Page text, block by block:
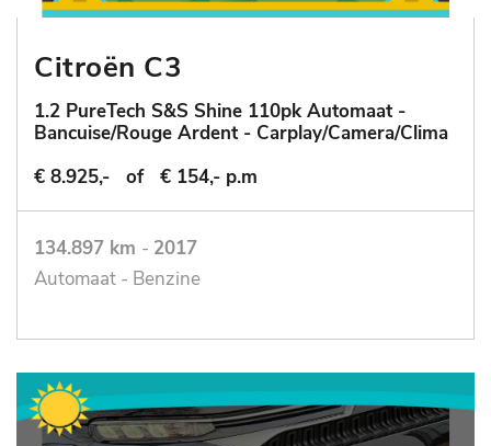
Citroën C3
1.2 PureTech S&S Shine 110pk Automaat -
Bancuise/Rouge Ardent - Carplay/Camera/Clima
€ 8.925,-
of € 154,- p.m
134.897 km - 2017
Automaat - Benzine